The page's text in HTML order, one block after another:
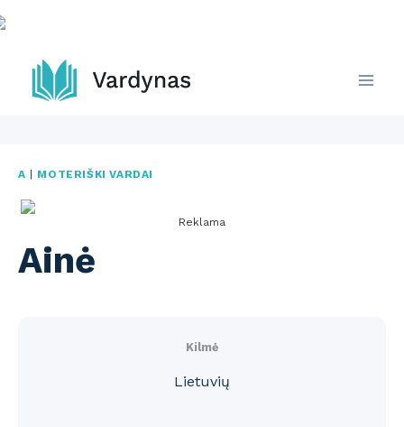
Skip
to
content
A | MOTERIŠKI VARDAI
Reklama
Ainė
Kilmė
Lietuvių